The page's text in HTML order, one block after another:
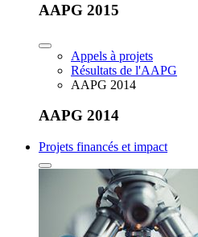
AAPG 2015
Appels à projets
Résultats de l'AAPG
AAPG 2014
AAPG 2014
Projets financés et impact